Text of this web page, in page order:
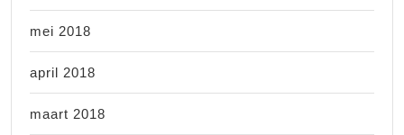
mei 2018
april 2018
maart 2018